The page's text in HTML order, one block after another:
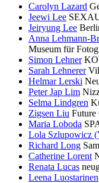
Carolyn Lazard
Jeewi Lee
Jeiryung Lee
Anna Lehmann-
Museum für
Simon Lehner
Sarah Lehnerer
Helmar Lerski
Peter Jap Lim
Selma Lindgren
Zigsen Liu Future
Maria Loboda
Lola Szlupowicz
Richard Long
Catherine Lorent
Renata Lucas
Leena Luostarinen